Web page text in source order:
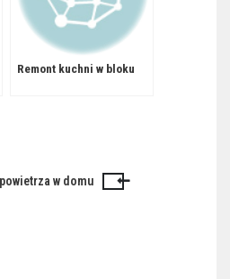
Remont kuchni w bloku
w domu